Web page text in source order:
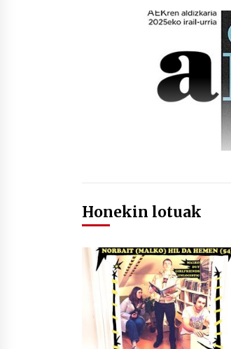
Honekin lotuak